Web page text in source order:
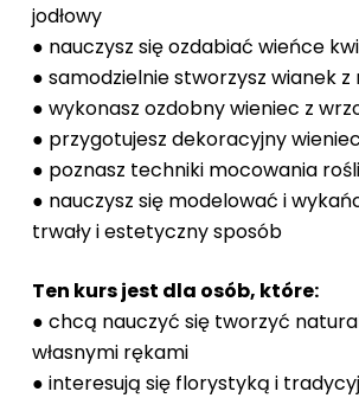
jodłowy
● nauczysz się ozdabiać wieńce
● samodzielnie stworzysz wianek z
● wykonasz ozdobny wieniec z
● przygotujesz dekoracyjny
● poznasz techniki mocowania
● nauczysz się modelować i
trwały i estetyczny sposób
Ten kurs jest dla osób, które:
● chcą nauczyć się tworzyć
własnymi rękami
● interesują się florystyką i